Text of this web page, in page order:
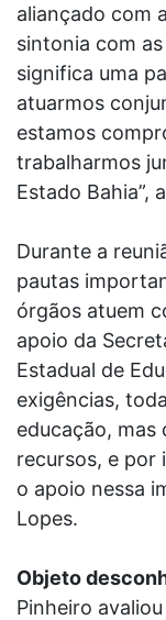
aliançado com
sintonia com
significa uma
atuarmos
estamos
trabalharmos
Estado Bahia”,
Durante a
pautas
órgãos atuem
apoio da
Estadual de
exigências,
educação, mas
recursos, e por
o apoio nessa
Lopes.
Objeto
Pinheiro